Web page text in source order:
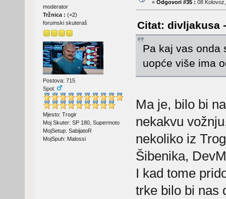
moderator
Tržnica : (+2)
forumski skuteraš
Postova: 715
Spol:
Mjesto: Trogir
Moj Skuter: SP 180, Supermoto
MojSetup: SabijatoR
MojSpuh: Malossi
« Odgovori #35 : 08
Citat: divljakusa
Pa kaj vas onda
uopće više ima
Ma je, bilo bi
nekakvu
nekoliko iz
Šibenika,
I kad tome
trke bilo bi nas